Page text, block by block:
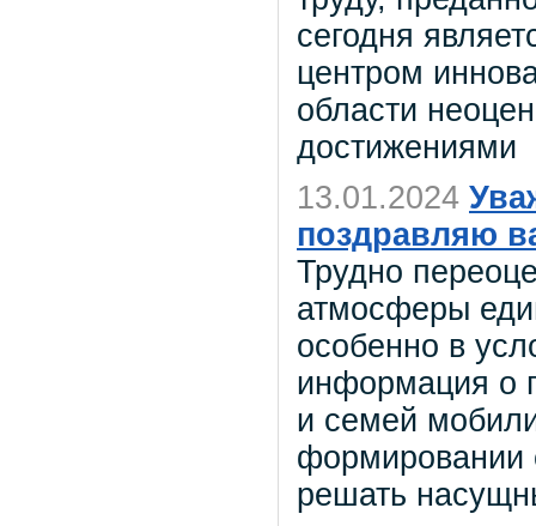
сегодня
центром
области
достижениями
13.01.2024
поздравляю
Трудно
атмосферы
особенно в
информация о
и семей
формировании
решать